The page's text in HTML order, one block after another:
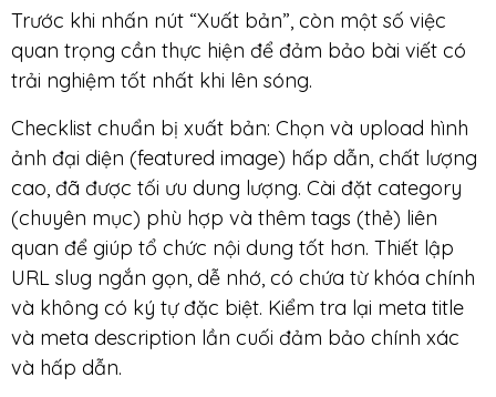
Trước khi nhấn nút “Xuất bản”, còn một số việc
quan trọng cần thực hiện để đảm bảo bài viết có
trải nghiệm tốt nhất khi lên sóng.
Checklist chuẩn bị xuất bản: Chọn và upload hình
ảnh đại diện (featured image) hấp dẫn, chất lượng
cao, đã được tối ưu dung lượng. Cài đặt category
(chuyên mục) phù hợp và thêm tags (thẻ) liên
quan để giúp tổ chức nội dung tốt hơn. Thiết lập
URL slug ngắn gọn, dễ nhớ, có chứa từ khóa chính
và không có ký tự đặc biệt. Kiểm tra lại meta title
và meta description lần cuối đảm bảo chính xác
và hấp dẫn.